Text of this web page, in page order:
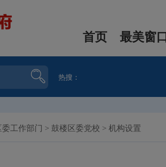
首页 最美窗口
热搜：
委工作部门 > 鼓楼区委党校 > 机构设置